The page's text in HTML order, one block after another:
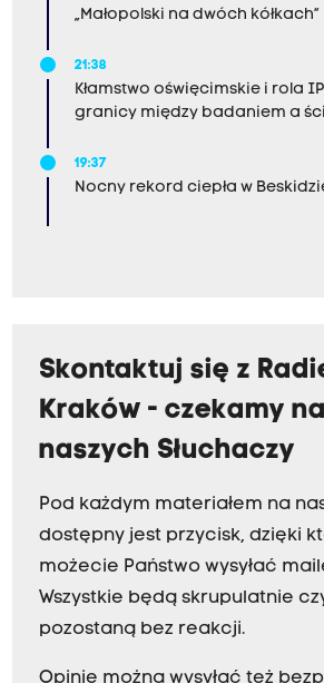
„Małopolski na dwóch kółkach”
21:38
Kłamstwo oświęcimskie i rola
granicy między badaniem a
19:37
Nocny rekord ciepła w
Skontaktuj się z
Kraków - czekamy
naszych Słuchaczy
Pod każdym materiałem na
dostępny jest przycisk, dzięki
możecie Państwo wysyłać
Wszystkie będą skrupulatnie
pozostaną bez reakcji.
Opinie można wysyłać też